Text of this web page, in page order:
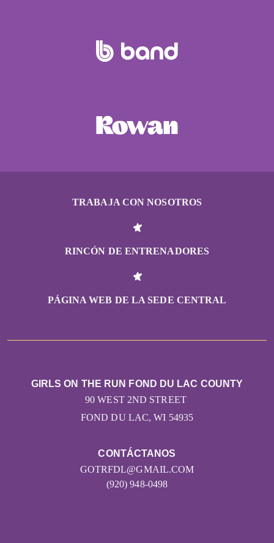
TRABAJA CON NOSOTROS
RINCÓN DE ENTRENADORES
PÁGINA WEB DE LA SEDE CENTRAL
CONTÁCTANOS
GOTRFDL@GMAIL.COM
(920) 948-0498
GIRLS ON THE RUN FOND DU LAC COUNTY
90 WEST 2ND STREET
FOND DU LAC, WI 54935